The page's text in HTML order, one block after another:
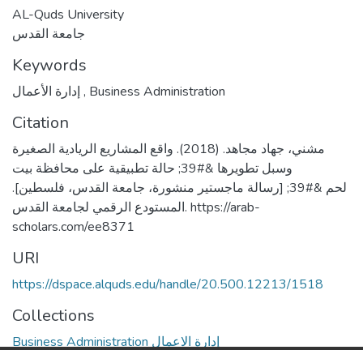
AL-Quds University
جامعة القدس
Keywords
, Business Administration
Citation
مشني، جهاد مجاهد. (2018). واقع المشاريع الريادية الصغيرة
وسبل تطويرها &#39; حالة تطبيقية على محافظة بيت
لحم &#39; [رسالة ماجستير منشورة، جامعة القدس، فلسطين].
المستودع الرقمي لجامعة القدس. https://arab-
scholars.com/ee8371
URI
https://dspace.alquds.edu/handle/20.500.12213/1518
Collections
Business Administration إدارة الاعمال